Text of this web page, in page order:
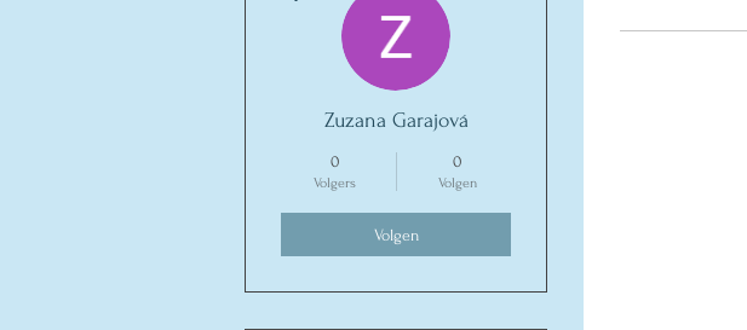
Zuzana Garajová
0
Volgers
0
Volgen
Volgen